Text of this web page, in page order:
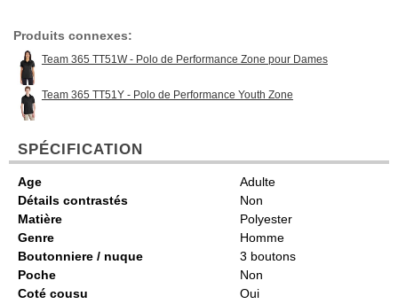
Produits connexes:
Team 365 TT51W - Polo de Performance Zone pour Dames
Team 365 TT51Y - Polo de Performance Youth Zone
SPÉCIFICATION
Age
Adulte
Détails contrastés
Non
Matière
Polyester
Genre
Homme
Boutonniere / nuque
3 boutons
Poche
Non
Coté cousu
Oui